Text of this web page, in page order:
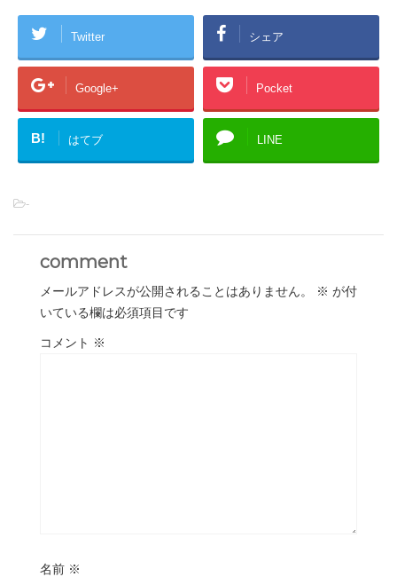
Twitter シェア
Google+ Pocket
B! はてブ LINE
-
comment
メールアドレスが公開されることはありません。 ※ が付
いている欄は必須項目です
コメント ※
名前 ※